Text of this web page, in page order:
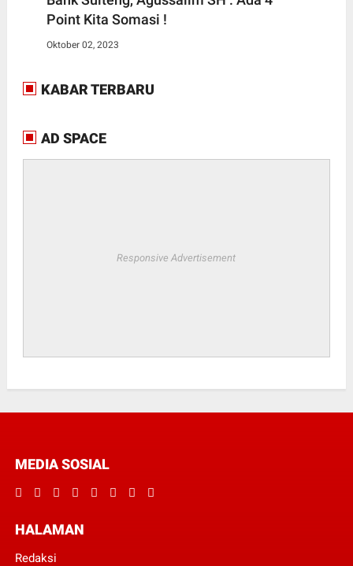
Point Kita Somasi !
Oktober 02, 2023
KABAR TERBARU
AD SPACE
Responsive Advertisement
MEDIA SOSIAL
HALAMAN
Redaksi